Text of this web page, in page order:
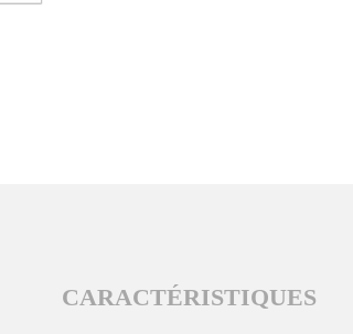
CARACTÉRISTIQUES